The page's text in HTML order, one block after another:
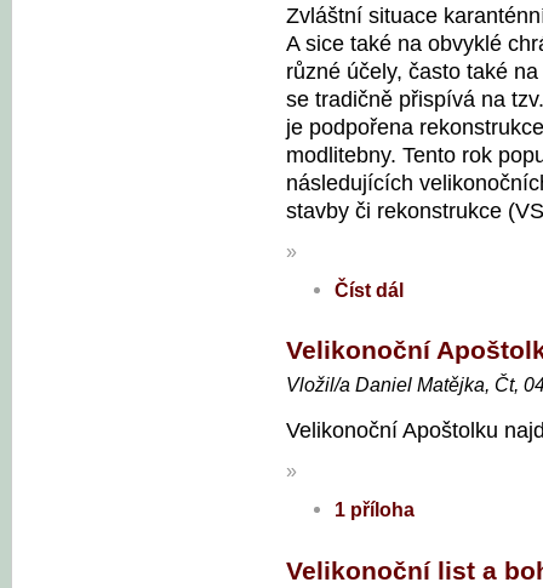
Zvláštní situace
A sice také na obvyklé
různé účely, často také
se tradičně přispívá na
je podpořena
modlitebny. Tento rok
následujících
stavby či rekonstrukce
»
Číst dál
Velikonoční
Vložil/a Daniel Matějka, Čt,
Velikonoční Apoštolku
»
1 příloha
Velikonoční list a